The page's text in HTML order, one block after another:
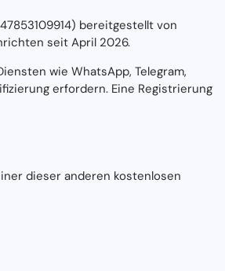
bereitgestellt von
seit April 2026.
wie WhatsApp, Telegram,
erfordern. Eine Registrierung
dieser anderen kostenlosen